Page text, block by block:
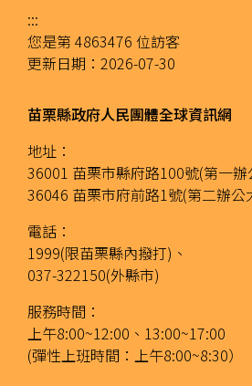
:::
您是第 4863476 位訪客
更新日期： 2026-07-30
苗栗縣政府人民團體全球資訊網
地址：
36001 苗栗市縣府路100號(第一辦
36046 苗栗市府前路1號(第二辦公
電話：
1999(限苗栗縣內撥打)、
037-322150(外縣市)
服務時間：
上午8:00~12:00、13:00~17:00
(彈性上班時間：上午8:00~8:30）